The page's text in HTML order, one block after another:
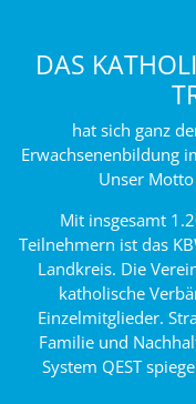
DAS
hat sich ganz
Erwachsenenbildung
Unser
Mit insgesamt
Teilnehmern ist das
Landkreis. Die
katholische
Einzelmitglieder.
Familie und
System QEST